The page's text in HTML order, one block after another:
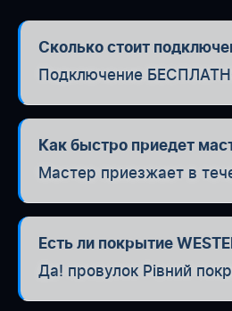
Сколько стоит
Подключение
Как быстро приедет
Мастер приезжает в
Есть ли покрытие
Да! провулок Рівний